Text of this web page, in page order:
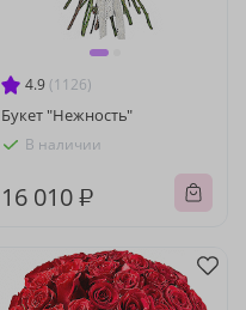
4.9 (1126)
Букет "Нежность"
В наличии
16 010 ₽